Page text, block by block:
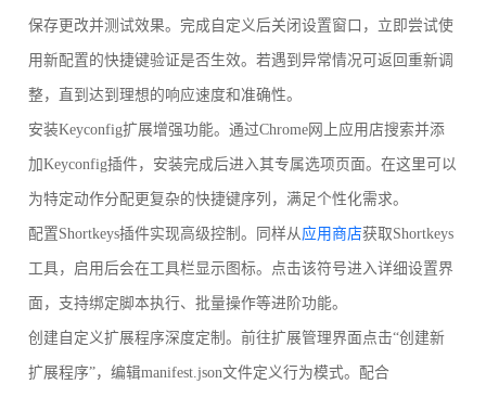
保存更改并测试效果。完成自定义后关闭设置窗口，立即尝试使
用新配置的快捷键验证是否生效。若遇到异常情况可返回重新调
整，直到达到理想的响应速度和准确性。
安装Keyconfig扩展增强功能。通过Chrome网上应用店搜索并添
加Keyconfig插件，安装完成后进入其专属选项页面。在这里可以
为特定动作分配更复杂的快捷键序列，满足个性化需求。
配置Shortkeys插件实现高级控制。同样从 应用商店获取Shortkeys
工具，启用后会在工具栏显示图标。点击该符号进入详细设置界
面，支持绑定脚本执行、批量操作等进阶功能。
创建自定义扩展程序深度定制。前往扩展管理界面点击“创建新
扩展程序”，编辑manifest.json文件定义行为模式。配合